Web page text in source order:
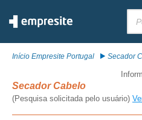
Início Empresite Portugal Secador
Secador Cabelo
(Pesquisa solicitada pelo usuário)